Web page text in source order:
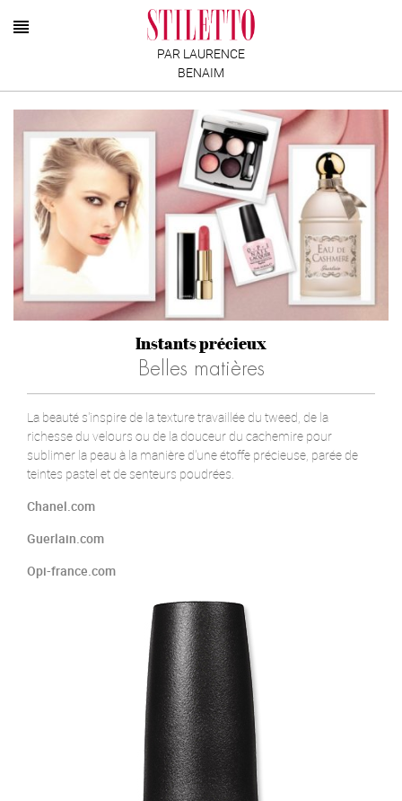
PAR LAURENCE
BENAIM
Instants précieux
Belles matières
La beauté s'inspire de la texture travaillée du tweed, de la
richesse du velours ou de la douceur du cachemire pour
sublimer la peau à la manière d'une étoffe précieuse, parée de
teintes pastel et de senteurs poudrées.
Chanel.com
Guerlain.com
Opi-france.com